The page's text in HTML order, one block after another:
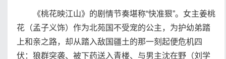
《桃花映江山》的剧情节奏堪称“快准狠”。女主姜桃
花（孟子义饰）作为北苑国不受宠的公主，为护幼弟踏
上和亲之路，却从踏入敌国疆土的那一刻起便危机四
伏：狼群突袭、被下药送入青楼、与男主沈在野（刘学